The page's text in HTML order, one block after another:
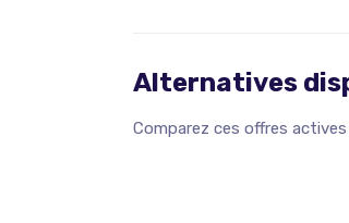
Alternatives
Comparez ces offres